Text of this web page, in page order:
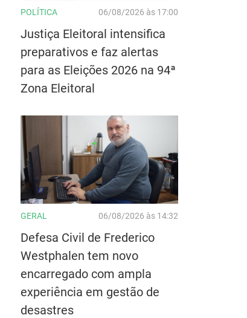
POLÍTICA 06/08/2026 às 17:00
Justiça Eleitoral intensifica
preparativos e faz alertas
para as Eleições 2026 na 94ª
Zona Eleitoral
GERAL 06/08/2026 às 14:32
Defesa Civil de Frederico
Westphalen tem novo
encarregado com ampla
experiência em gestão de
desastres